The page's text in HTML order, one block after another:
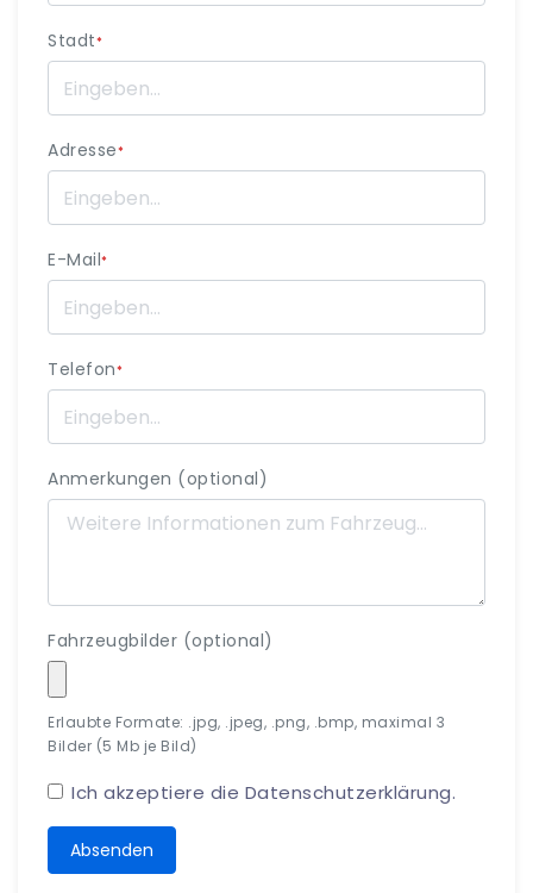
Stadt*
Adresse*
E-Mail*
Telefon*
Anmerkungen (optional)
Fahrzeugbilder (optional)
Erlaubte Formate: .jpg, .jpeg, .png, .bmp, maximal 3
Bilder (5 Mb je Bild)
Ich akzeptiere die Datenschutzerklärung.
Absenden